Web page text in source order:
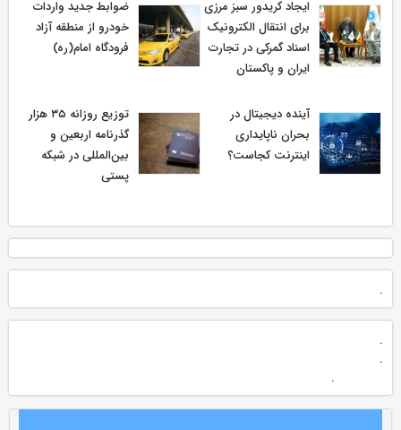
ایجاد کریدور سبز مرزی
برای انتقال الکترونیک
اسناد گمرکی در تجارت
ایران و پاکستان
ضوابط جدید واردات
خودرو از منطقه آزاد
فرودگاه امام(ره)
آینده دیجیتال در
بحران ناپایداری
اینترنت کجاست؟
توزیع روزانه ۳۵ هزار
گذرنامه اربعین و
بین‌المللی در شبکه
پستی
.
.
.
.